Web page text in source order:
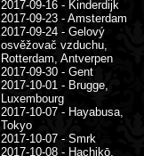
2017-09-16 - Kinderdijk
2017-09-23 - Amsterdam
2017-09-24 - Gelový
osvěžovač vzduchu,
Rotterdam, Antverpen
2017-09-30 - Gent
2017-10-01 - Brugge,
Luxembourg
2017-10-07 - Hayabusa,
Tokyo
2017-10-07 - Smrk
2017-10-08 - Hachikō,